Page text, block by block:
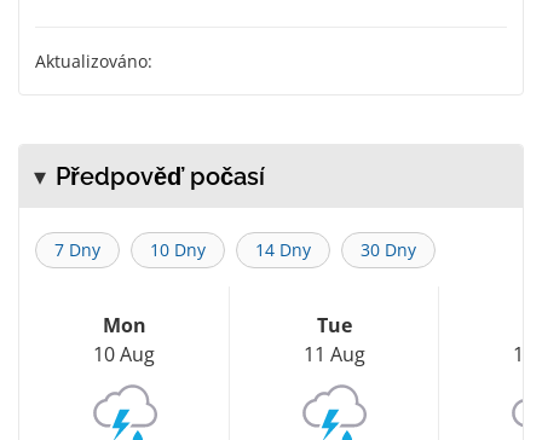
Aktualizováno:
Předpověď počasí
7 Dny 10 Dny 14 Dny 30 Dny
Mon
10 Aug
Tue
11 Aug
12